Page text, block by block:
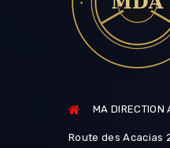
MA
Route des Acacias